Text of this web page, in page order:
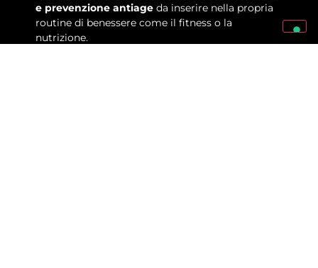
e prevenzione antiage da inserire nella propria
routine di benessere come il fitness o la
nutrizione.